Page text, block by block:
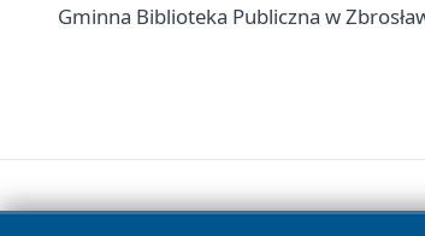
Gminna Biblioteka Publiczna w